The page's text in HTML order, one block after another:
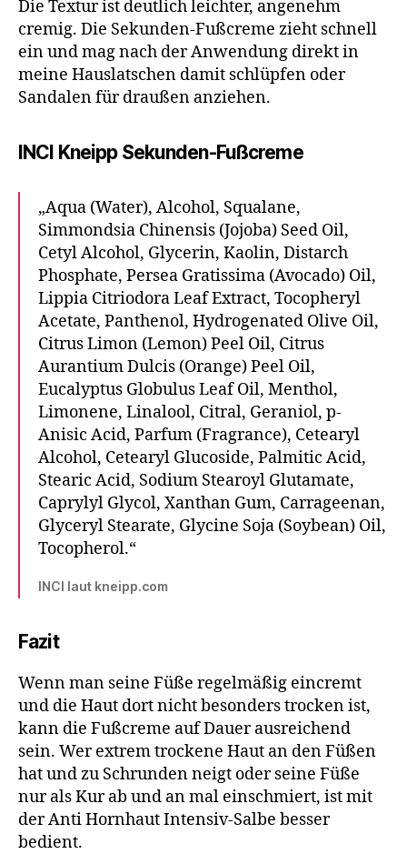
Die Textur ist deutlich leichter, angenehm
cremig. Die Sekunden-Fußcreme zieht schnell
ein und mag nach der Anwendung direkt in
meine Hauslatschen damit schlüpfen oder
Sandalen für draußen anziehen.
INCI Kneipp Sekunden-Fußcreme
„Aqua (Water), Alcohol, Squalane,
Simmondsia Chinensis (Jojoba) Seed Oil,
Cetyl Alcohol, Glycerin, Kaolin, Distarch
Phosphate, Persea Gratissima (Avocado) Oil,
Lippia Citriodora Leaf Extract, Tocopheryl
Acetate, Panthenol, Hydrogenated Olive Oil,
Citrus Limon (Lemon) Peel Oil, Citrus
Aurantium Dulcis (Orange) Peel Oil,
Eucalyptus Globulus Leaf Oil, Menthol,
Limonene, Linalool, Citral, Geraniol, p-
Anisic Acid, Parfum (Fragrance), Cetearyl
Alcohol, Cetearyl Glucoside, Palmitic Acid,
Stearic Acid, Sodium Stearoyl Glutamate,
Caprylyl Glycol, Xanthan Gum, Carrageenan,
Glyceryl Stearate, Glycine Soja (Soybean) Oil,
Tocopherol.“
INCI laut kneipp.com
Fazit
Wenn man seine Füße regelmäßig eincremt
und die Haut dort nicht besonders trocken ist,
kann die Fußcreme auf Dauer ausreichend
sein. Wer extrem trockene Haut an den Füßen
hat und zu Schrunden neigt oder seine Füße
nur als Kur ab und an mal einschmiert, ist mit
der Anti Hornhaut Intensiv-Salbe besser
bedient.